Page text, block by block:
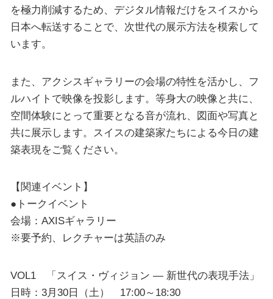
を極力削減するため、デジタル情報だけをスイスから
日本へ転送することで、次世代の展示方法を模索して
います。
また、アクシスギャラリーの会場の特性を活かし、フ
ルハイトで映像を投影します。等身大の映像と共に、
空間体験にとって重要となる音が流れ、図面や写真と
共に展示します。スイスの建築家たちによる今日の建
築表現をご覧ください。
【関連イベント】
●トークイベント
会場：AXISギャラリー
※要予約、レクチャーは英語のみ
VOL1 「スイス・ヴィジョン ― 新世代の表現手法」
日時：3月30日（土） 17:00～18:30